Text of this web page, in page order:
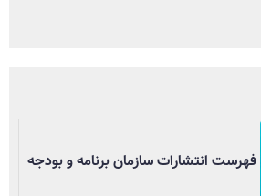
فهرست انتشارات سازمان برنامه و بودجه